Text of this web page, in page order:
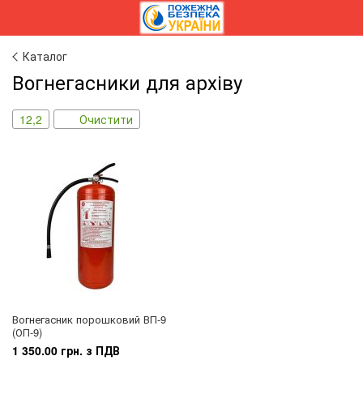
Каталог
Вогнегасники для архіву
12,2 Очистити
Вогнегасник порошковий ВП-9
(ОП-9)
1 350.00 грн. з ПДВ